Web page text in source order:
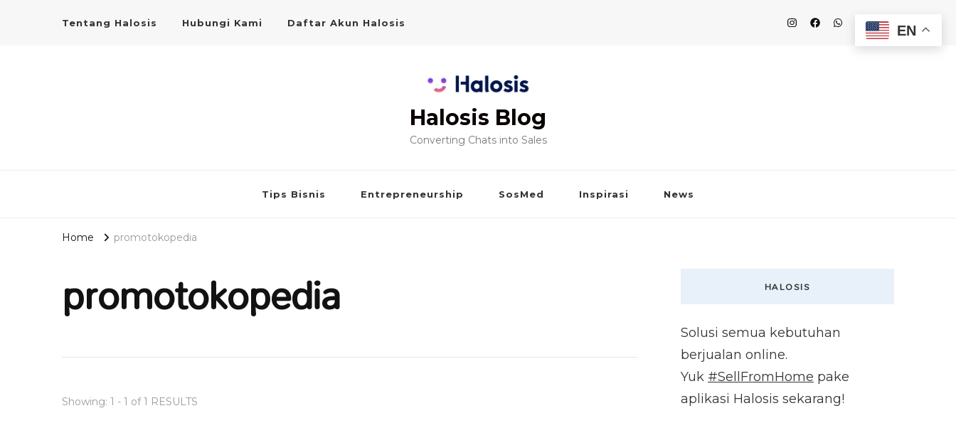
Tentang Halosis Hubungi Kami Daftar Akun Halosis
Halosis Blog
Converting Chats into Sales
Tips Bisnis Entrepreneurship SosMed Inspirasi News
Home promotokopedia
promotokopedia
Showing: 1 - 1 of 1 RESULTS
HALOSIS
Solusi semua kebutuhan
berjualan online.
Yuk #SellFromHome pake
aplikasi Halosis sekarang!
EN